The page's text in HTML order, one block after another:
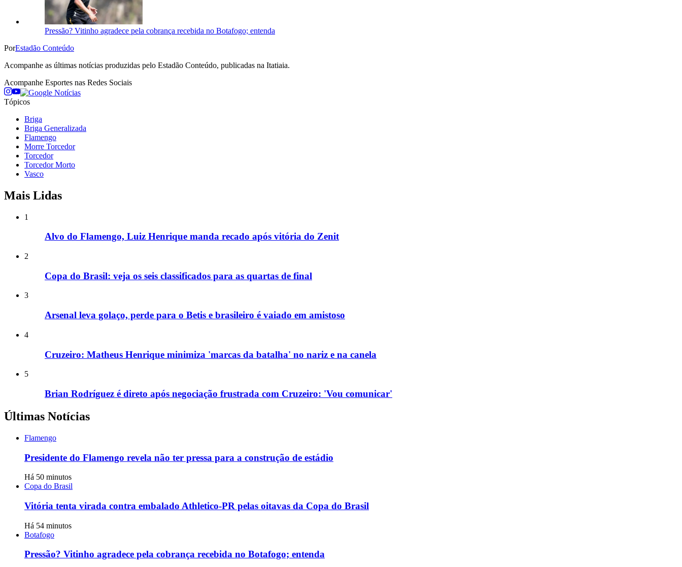
Pressão? Vitinho agradece pela cobrança recebida no Botafogo; entenda
PorEstadão Conteúdo
Acompanhe as últimas notícias produzidas pelo Estadão Conteúdo, publicadas na Itatiaia.
Acompanhe Esportes nas Redes Sociais
Tópicos
Briga
Briga Generalizada
Flamengo
Morre Torcedor
Torcedor
Torcedor Morto
Vasco
Mais Lidas
1
Alvo do Flamengo, Luiz Henrique manda recado após vitória do Zenit
2
Copa do Brasil: veja os seis classificados para as quartas de final
3
Arsenal leva golaço, perde para o Betis e brasileiro é vaiado em amistoso
4
Cruzeiro: Matheus Henrique minimiza 'marcas da batalha' no nariz e na canela
5
Brian Rodríguez é direto após negociação frustrada com Cruzeiro: 'Vou comunicar'
Últimas Notícias
Flamengo
Presidente do Flamengo revela não ter pressa para a construção de estádio
Há 50 minutos
Copa do Brasil
Vitória tenta virada contra embalado Athletico-PR pelas oitavas da Copa do Brasil
Há 54 minutos
Botafogo
Pressão? Vitinho agradece pela cobrança recebida no Botafogo; entenda